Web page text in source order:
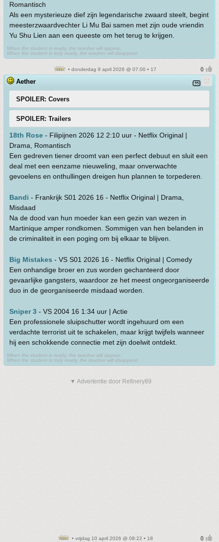
Romantisch
Als een mysterieuze dief zijn legendarische zwaard steelt, begint
meesterzwaardvechter Li Mu Bai samen met zijn oude vriendin
Yu Shu Lien aan een queeste om het terug te krijgen.
When the student is ready, the teacher will appear.
When the student is truly ready, the teacher will disappear.
• donderdag 9 april 2026 @ 07:00 • 17
Aether
SPOILER: Covers
SPOILER: Trailers
18th Rose - Filipijnen 2026 12 2:10 uur - Netflix Original |
Drama, Romantisch
Een gedreven tiener droomt van een perfect debuut en sluit een
deal met een eenzame nieuweling, maar onverwachte
gevoelens en onthullingen dreigen hun plannen te torpederen.
Bandi - Frankrijk S01 2026 16 - Netflix Original | Drama,
Misdaad
Na de dood van hun moeder kan een gezin van wezen in
Martinique amper rondkomen. Sommigen van hen belanden in
de criminaliteit in een poging om bij elkaar te blijven.
Big Mistakes - VS S01 2026 16 - Netflix Original | Comedy
Een onhandige broer en zus worden gechanteerd door
gevaarlijke gangsters, waardoor ze het meest ongeorganiseerde
duo in de georganiseerde misdaad worden.
Sniper 3 - VS 2004 16 1:34 uur | Actie
Een professionele sluipschutter wordt ingehuurd om een
verdachte terrorist uit te schakelen, maar krijgt twijfels wanneer
hij een schokkende connectie met zijn doelwit ontdekt.
When the student is ready, the teacher will appear.
When the student is truly ready, the teacher will disappear.
▼ Advertentie door Refinery89
• vrijdag 10 april 2026 @ 08:22 • 18